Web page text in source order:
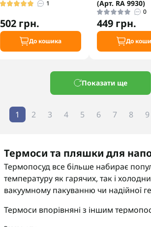
1
502 грн.
До кошика
(Арт. RA 9930)
0
449 грн.
До
Показати ще
1 2 3 4 5 6 7 8 9
Термоси та пляшки для
Термопосуд все більше набирає
температуру як гарячих, так і
вакуумному пакуванню чи надійної
Термоси впорівняні з іншим